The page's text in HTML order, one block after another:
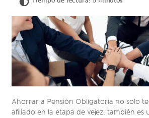
Ahorrar a Pensión Obligatoria no solo
afiliado en la etapa de vejez, también es